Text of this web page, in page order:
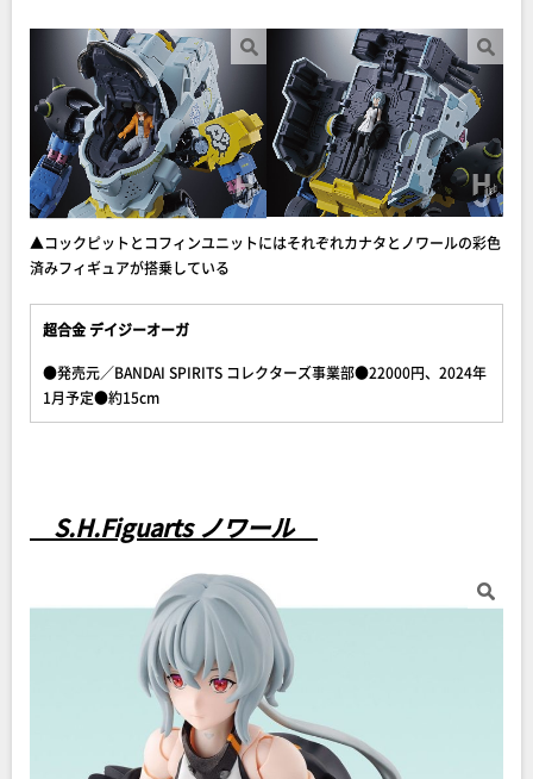
▲コックピットとコフィンユニットにはそれぞれカナタとノワールの彩色
済みフィギュアが搭乗している
超合金 デイジーオーガ
●発売元／BANDAI SPIRITS コレクターズ事業部●22000円、2024年
1月予定●約15cm
S.H.Figuarts ノワール